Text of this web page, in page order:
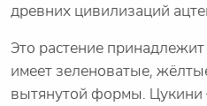
древних цивилизаций
Это растение
имеет зеленоватые,
вытянутой формы.